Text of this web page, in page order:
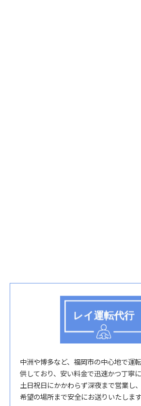
中洲や博多など、福岡市の中心地で運
供しており、安い料金で迅速かつ丁寧
土日祝日にかかわらず深夜まで営業し
希望の場所まで安全にお送りいたします